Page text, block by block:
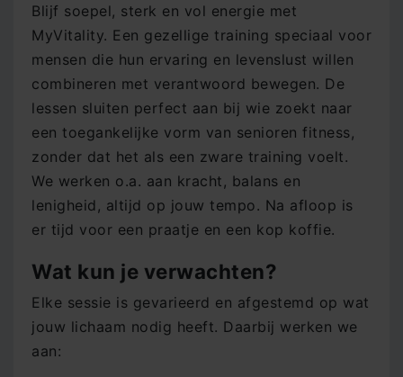
Blijf soepel, sterk en vol energie met
MyVitality. Een gezellige training speciaal voor
mensen die hun ervaring en levenslust willen
combineren met verantwoord bewegen. De
lessen sluiten perfect aan bij wie zoekt naar
een toegankelijke vorm van senioren fitness,
zonder dat het als een zware training voelt.
We werken o.a. aan kracht, balans en
lenigheid, altijd op jouw tempo. Na afloop is
er tijd voor een praatje en een kop koffie.
Wat kun je verwachten?
Elke sessie is gevarieerd en afgestemd op wat
jouw lichaam nodig heeft. Daarbij werken we
aan: